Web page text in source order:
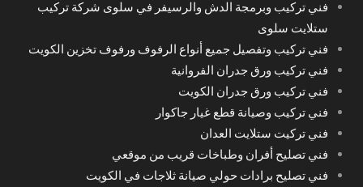
فني تركيب وبرمجة الدش والرسيفر في سلوى شركة تركيب
ستلايت سلوى
فني تركيب وتفصيل جميع أنواع الرفوف ورفوف تخزين الكويت
فني تركيب ورق جدران الفروانية
فني تركيب ورق جدران الكويت
فني تركيب وصيانة قطع غيار جاكوار
فني تركيت ستلايت العدان
فني تصليح أفران وطباخات قريب من موقعي
فني تصليح برادات حولي صيانة ثلاجات في الكويت